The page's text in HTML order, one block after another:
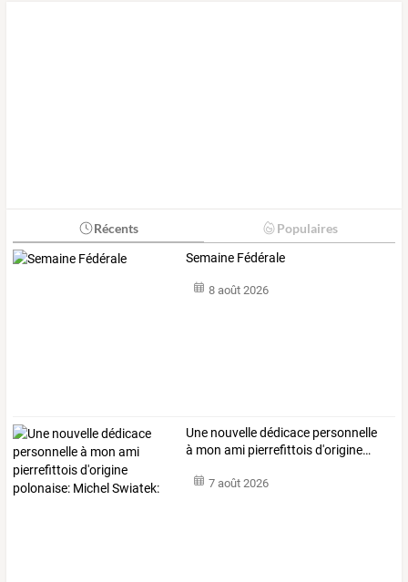
Récents Populaires
Semaine Fédérale
8 août 2026
Une nouvelledédicace personnelle
à mon ami pierrefittoisd'origine…
7 août 2026